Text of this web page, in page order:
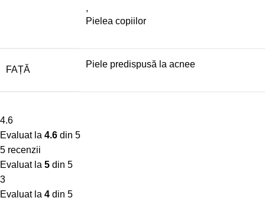
,
Pielea copiilor
FAȚĂ
Piele predispusă la acnee
4.6
Evaluat la 4.6 din 5
5 recenzii
Evaluat la 5 din 5
3
Evaluat la 4 din 5